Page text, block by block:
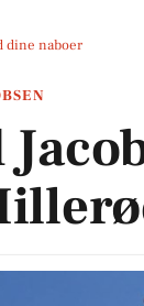
dine naboer
sig over